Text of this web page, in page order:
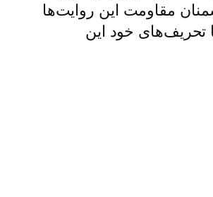
مقاومت این روایت‌ها
تحریف‌های خود این